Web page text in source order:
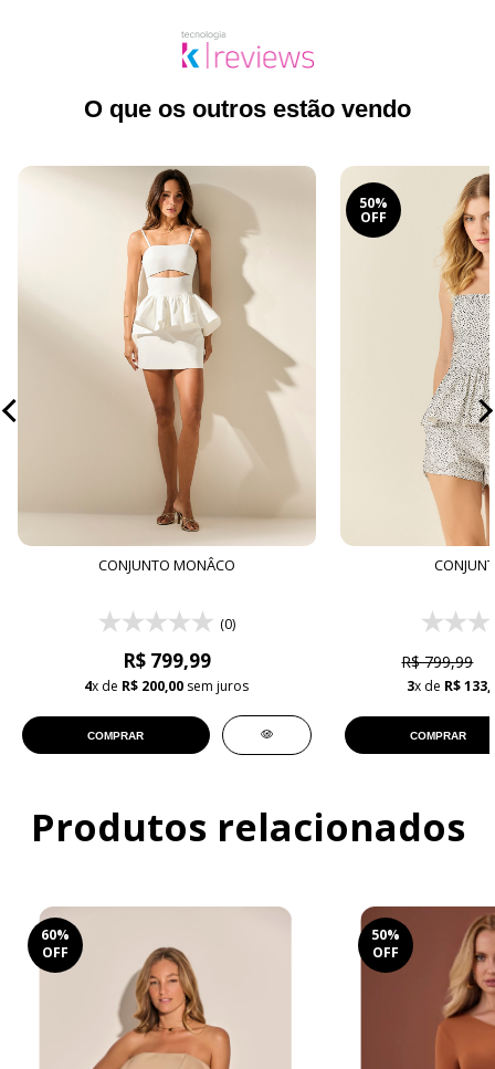
O que os outros estão vendo
CONJUNTO MONÂCO
(0)
R$ 799,99
4x de R$ 200,00 sem juros
COMPRAR
50%
OFF
R$ 799,99
3x de R$
COMPRAR
Produtos relacionados
60%
OFF
50%
OFF